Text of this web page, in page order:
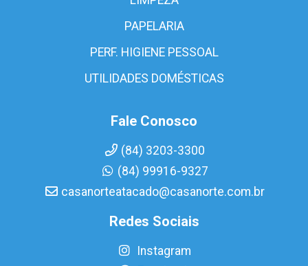
PAPELARIA
PERF. HIGIENE PESSOAL
UTILIDADES DOMÉSTICAS
Fale Conosco
(84) 3203-3300
(84) 99916-9327
casanorteatacado@casanorte.com.br
Redes Sociais
Instagram